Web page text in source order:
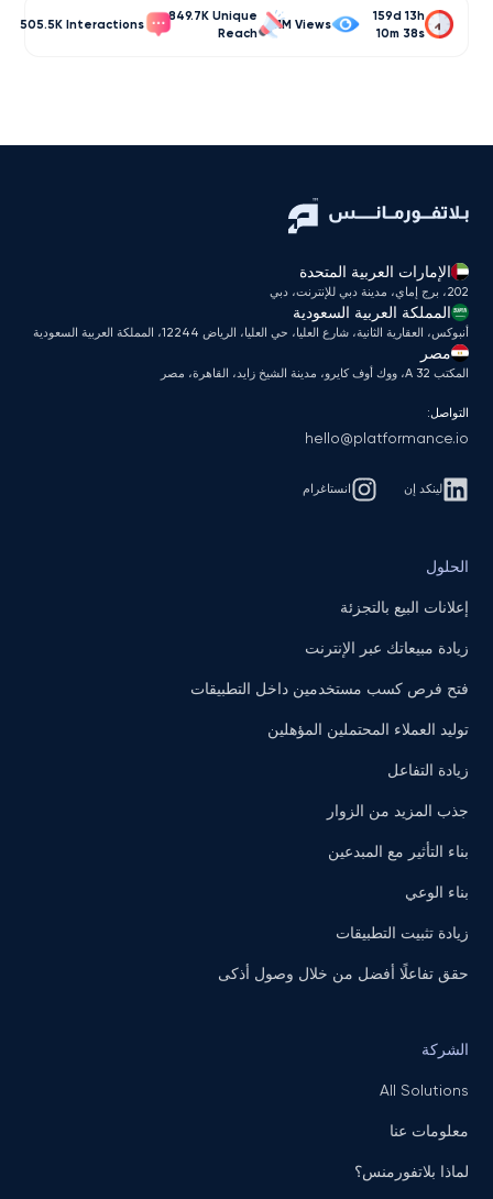
159d 13h
10m 38s
2.1M
849.7K
505.5K
الإمارات العربية المتحدة
202، برج إماي، مدينة دبي للإنترنت، دبي
المملكة العربية السعودية
أنبوكس، العقارية الثانية، شارع العليا، حي العليا، الرياض 12244، المملكة العربية السعودية
مصر
المكتب A 32، ووك أوف كايرو، مدينة الشيخ زايد، القاهرة، مصر
التواصل:
hello@platformance.io
لينكد إن انستاغرام
الحلول
إعلانات البيع بالتجزئة
زيادة مبيعاتك عبر الإنترنت
فتح فرص كسب مستخدمين داخل التطبيقات
توليد العملاء المحتملين المؤهلين
زيادة التفاعل
جذب المزيد من الزوار
بناء التأثير مع المبدعين
بناء الوعي
زيادة تثبيت التطبيقات
حقق تفاعلًا أفضل من خلال وصول أذكى
الشركة
All Solutions
معلومات عنا
لماذا بلاتفورمنس؟